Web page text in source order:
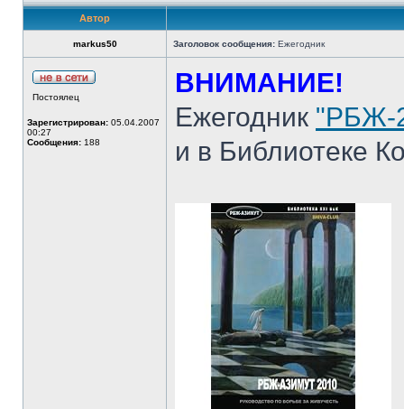
Автор
markus50 Заголовок сообщения: Ежегодник
Постоялец
Зарегистрирован: 05.04.2007
00:27
Сообщения: 188
ВНИМАНИЕ!
Ежегодник "РБЖ-
и в Библиотеке